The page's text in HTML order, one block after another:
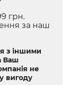
грн.
за наш
з іншими
Ваш
не
вигоду